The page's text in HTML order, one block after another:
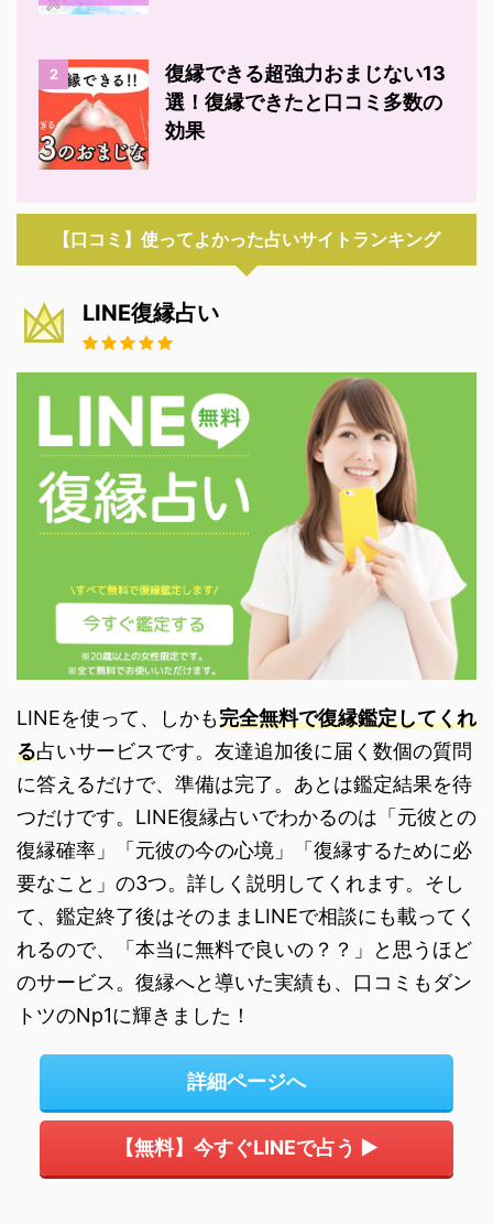
2
復縁できる超強力おまじない13
選！復縁できたと口コミ多数の
効果
【口コミ】使ってよかった占いサイトランキング
LINE復縁占い
LINEを使って、しかも完全無料で復縁鑑定してくれ
る占いサービスです。友達追加後に届く数個の質問
に答えるだけで、準備は完了。あとは鑑定結果を待
つだけです。LINE復縁占いでわかるのは「元彼との
復縁確率」「元彼の今の心境」「復縁するために必
要なこと」の3つ。詳しく説明してくれます。そし
て、鑑定終了後はそのままLINEで相談にも載ってく
れるので、「本当に無料で良いの？？」と思うほど
のサービス。復縁へと導いた実績も、口コミもダン
トツのNp1に輝きました！
詳細ページへ
【無料】今すぐLINEで占う ▶